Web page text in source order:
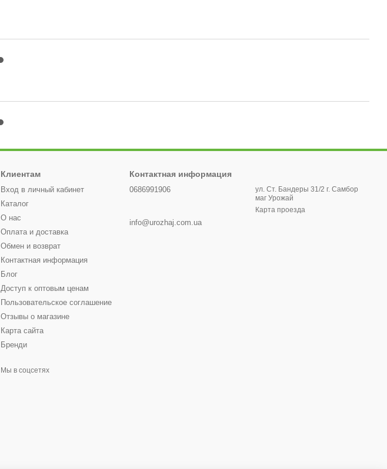
Клиентам
Вход в личный кабинет
Каталог
О нас
Оплата и доставка
Обмен и возврат
Контактная информация
Блог
Доступ к оптовым ценам
Пользовательское соглашение
Отзывы о магазине
Карта сайта
Бренди
Мы в соцсетях
Контактная информация
0686991906
info@urozhaj.com.ua
ул. Ст. Бандеры 31/2 г. Самбор
маг Урожай
Карта проезда